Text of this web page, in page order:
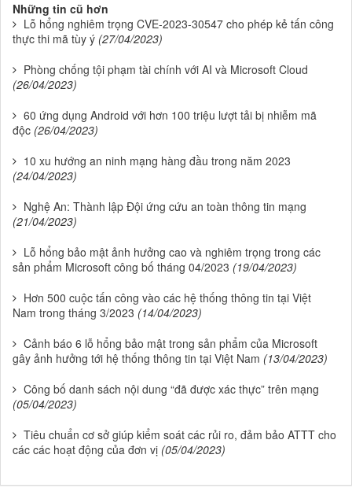
Những tin cũ hơn
Lỗ hổng nghiêm trọng CVE-2023-30547 cho phép kẻ tấn công
thực thi mã tùy ý (27/04/2023)
Phòng chống tội phạm tài chính với AI và Microsoft Cloud
(26/04/2023)
60 ứng dụng Android với hơn 100 triệu lượt tải bị nhiễm mã
độc (26/04/2023)
10 xu hướng an ninh mạng hàng đầu trong năm 2023
(24/04/2023)
Nghệ An: Thành lập Đội ứng cứu an toàn thông tin mạng
(21/04/2023)
Lỗ hổng bảo mật ảnh hưởng cao và nghiêm trọng trong các
sản phẩm Microsoft công bố tháng 04/2023 (19/04/2023)
Hơn 500 cuộc tấn công vào các hệ thống thông tin tại Việt
Nam trong tháng 3/2023 (14/04/2023)
Cảnh báo 6 lỗ hổng bảo mật trong sản phẩm của Microsoft
gây ảnh hưởng tới hệ thống thông tin tại Việt Nam (13/04/2023)
Công bố danh sách nội dung “đã được xác thực” trên mạng
(05/04/2023)
Tiêu chuẩn cơ sở giúp kiểm soát các rủi ro, đảm bảo ATTT cho
các các hoạt động của đơn vị (05/04/2023)